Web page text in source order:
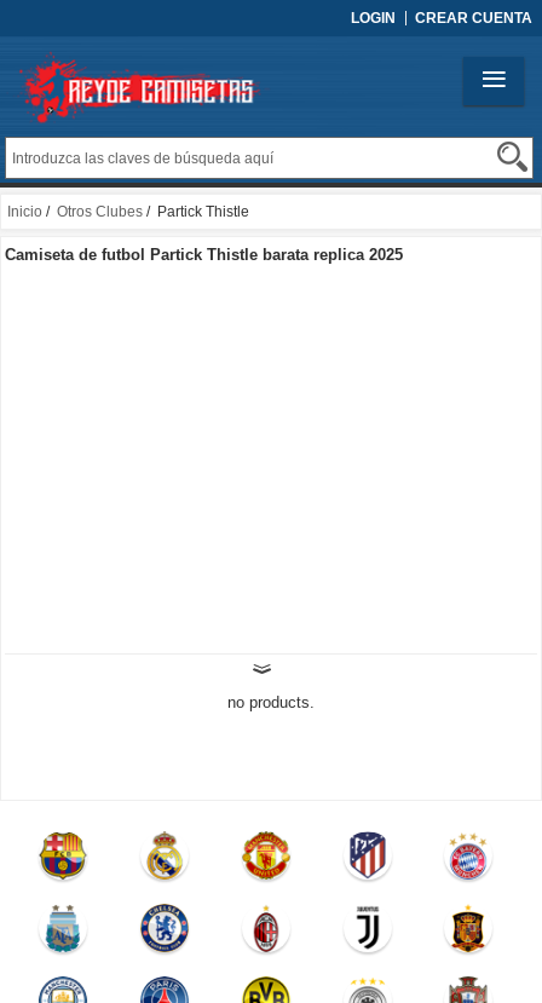
LOGIN CREAR CUENTA
Inicio / Otros Clubes / Partick Thistle
Camiseta de futbol Partick Thistle barata replica 2025
no products.